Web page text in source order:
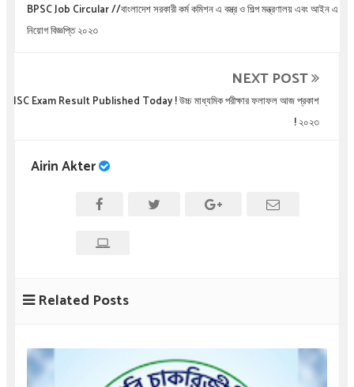
BPSC Job Circular //বাংলাদেশ সরকারী কর্ম কমিশন এ বস্ত্র ও শিল্প মন্ত্রণালয় এবং আইন এ
নিয়োগ বিজ্ঞপ্তি ২০২৩
NEXT POST
HSC Exam Result Published Today ! উচ্চ মাধ্যমিক পরীক্ষার ফলাফল আজ প্রকাশ
! ২০২৩
Airin Akter
Related Posts